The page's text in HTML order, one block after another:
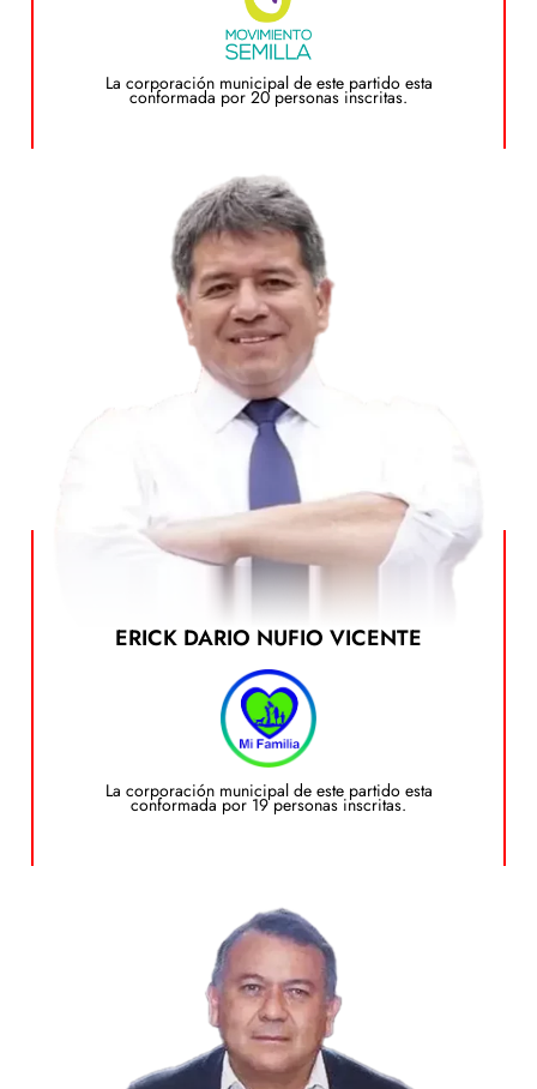
La corporación municipal de este partido esta
conformada por 20 personas inscritas.
Plan de Gobierno
ERICK DARIO NUFIO VICENTE
La corporación municipal de este partido esta
conformada por 19 personas inscritas.
Plan de Gobierno
Puedes ver el plan de gobierno de este candidato
dando clic en el siguiente botón:
Ver el Plan de Gobierno